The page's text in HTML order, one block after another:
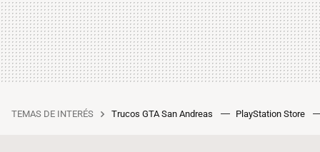
TEMAS DE INTERÉS Trucos GTA San Andreas PlayStation Store